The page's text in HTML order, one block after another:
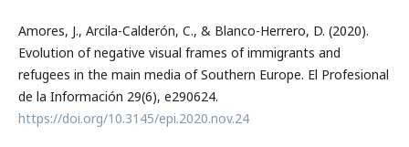
Amores, J., Arcila-Calderón, C., & Blanco-Herrero, D. (2020).
Evolution of negative visual frames of immigrants and
refugees in the main media of Southern Europe. El Profesional
de la Información 29(6), e290624.
https://doi.org/10.3145/epi.2020.nov.24